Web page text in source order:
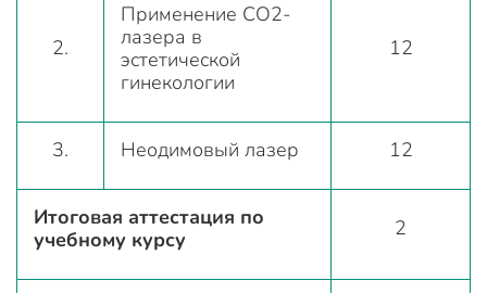
2.
Применение СО2-
лазера в
эстетической
гинекологии
12
3. Неодимовый лазер 12
Итоговая аттестация по
учебному курсу
2